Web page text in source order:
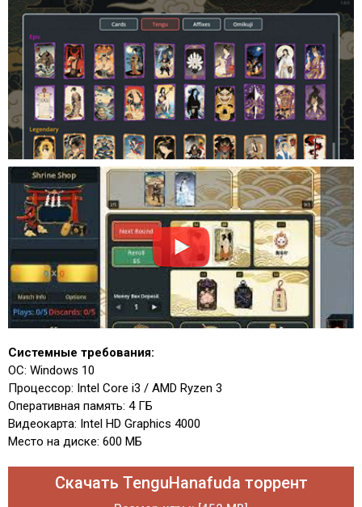
Системные требования:
ОС: Windows 10
Процессор: Intel Core i3 / AMD Ryzen 3
Оперативная память: 4 ГБ
Видеокарта: Intel HD Graphics 4000
Место на диске: 600 МБ
Скачать TenguHanafuda торрент